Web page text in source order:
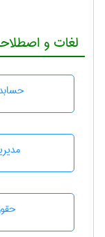
لغات و